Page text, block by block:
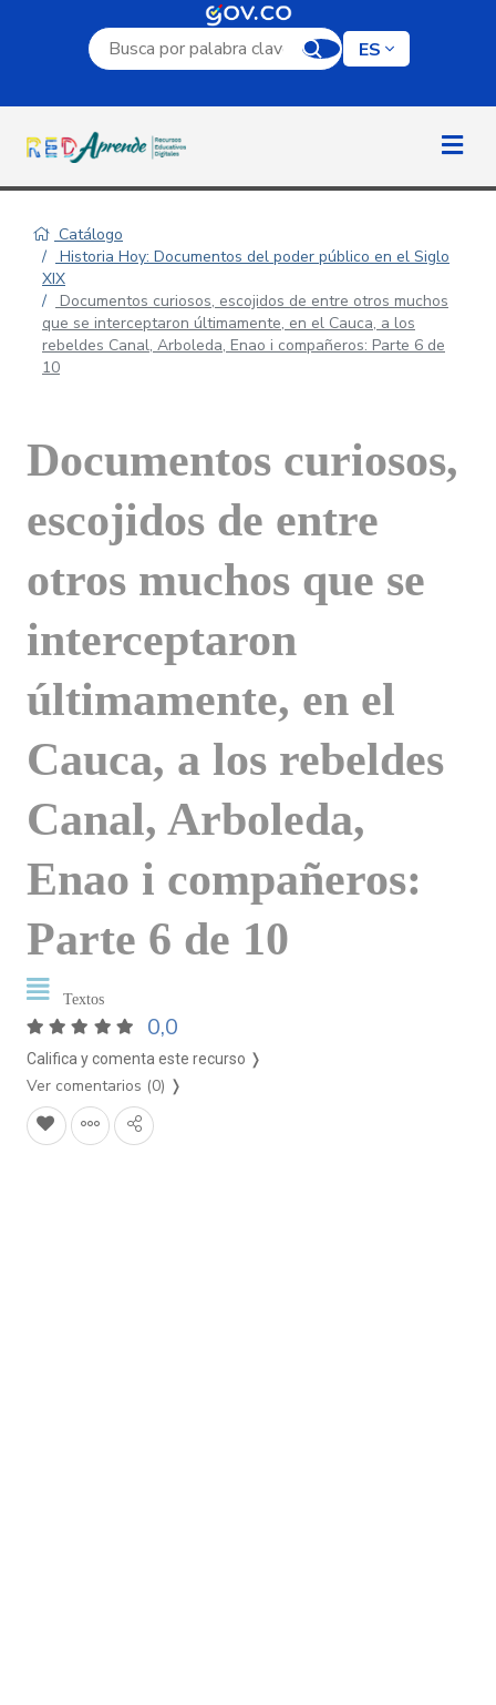
Campo de búsqueda por palabra clave
ES
Catálogo
Historia Hoy: Documentos del poder público en el Siglo
XIX
Documentos curiosos, escojidos de entre otros muchos
que se interceptaron últimamente, en el Cauca, a los
rebeldes Canal, Arboleda, Enao i compañeros: Parte 6 de
10
Documentos curiosos,
escojidos de entre
otros muchos que se
interceptaron
últimamente, en el
Cauca, a los rebeldes
Canal, Arboleda,
Enao i compañeros:
Parte 6 de 10
Textos
0,0
Califica y comenta este recurso ❭
Ver comentarios (0) ❭